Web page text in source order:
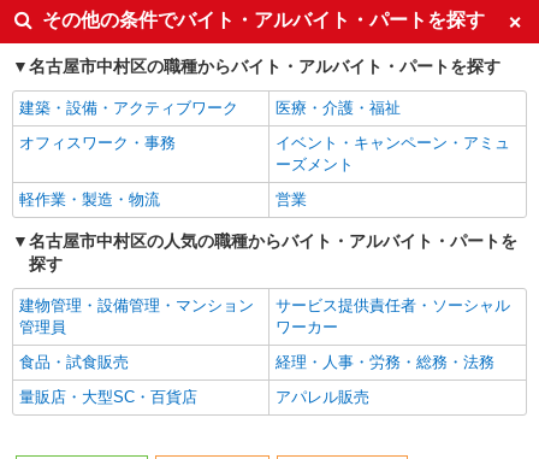
イなオフィスビル♪
キープ
社
その他の条件でバイト・アルバイト・パートを探す
名古屋市中村区の職種からバイト・アルバイト・パートを探す
建築・設備・アクティブワーク
医療・介護・福祉
オフィスワーク・事務
イベント・キャンペーン・アミュ
ーズメント
軽作業・製造・物流
営業
名古屋市中村区の人気の職種からバイト・アルバイト・パートを
探す
建物管理・設備管理・マンション
管理員
サービス提供責任者・ソーシャル
ワーカー
食品・試食販売
経理・人事・労務・総務・法務
量販店・大型SC・百貨店
アパレル販売